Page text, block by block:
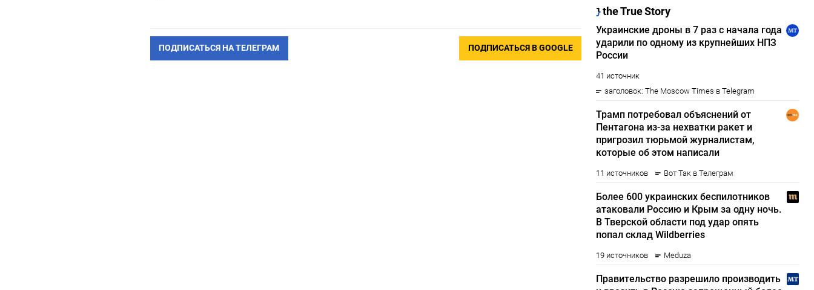
ПОДПИСАТЬСЯ НА ТЕЛЕГРАМ ПОДПИСАТЬСЯ В GOOGLE